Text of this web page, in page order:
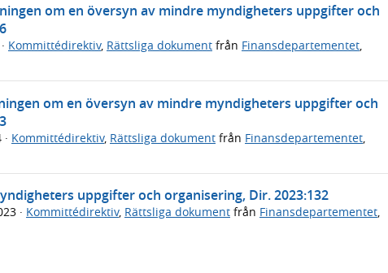
om en översyn av mindre myndigheters uppgifter och
· Kommittédirektiv, Rättsliga dokument från Finansdepartementet,
om en översyn av mindre myndigheters uppgifter och
· Kommittédirektiv, Rättsliga dokument från Finansdepartementet
uppgifter och organisering, Dir. 2023:132
· Kommittédirektiv, Rättsliga dokument från Finansdepartementet,